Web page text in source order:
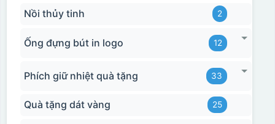
Nồi thủy tinh 2
Ống đựng bút in logo 12
Phích giữ nhiệt quà tặng 33
Quà tặng dát vàng 25